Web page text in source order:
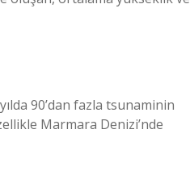
90’dan fazla tsunaminin
Marmara Denizi’nde